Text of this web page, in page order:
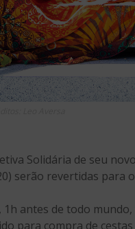
Solidária de seu
serão revertidas para
antes de todo
para compra de